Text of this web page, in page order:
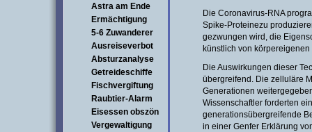
Astra am Ende
Ermächtigung
5-6 Zuwanderer
Ausreiseverbot
Absturzanalyse
Getreideschiffe
Fischvergiftung
Raubtier-Alarm
Eisessen obszön
Vergewaltigung
Die Coronavirus-RNA
Spike-Proteine ​​zu
gezwungen wird, die
künstlich von
Die Auswirkungen dieser
übergreifend. Die zelluläre
Generationen
Wissenschaftler forderten
generationsübergreifende
in einer Genfer Erklärung